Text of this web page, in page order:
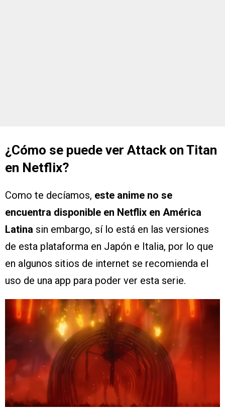
¿Cómo se puede ver Attack on Titan
en Netflix?
Como te decíamos, este anime no se
encuentra disponible en Netflix en América
Latina sin embargo, sí lo está en las versiones
de esta plataforma en Japón e Italia, por lo que
en algunos sitios de internet se recomienda el
uso de una app para poder ver esta serie.